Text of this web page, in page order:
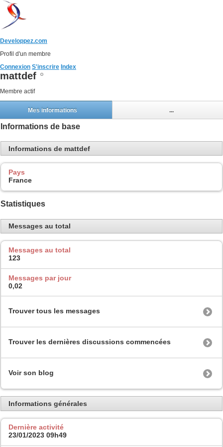
Developpez.com
Profil d'un membre
Connexion S'inscrire Index
mattdef
Membre actif
Mes informations ...
Informations de base
Informations de mattdef
Pays
France
Statistiques
Messages au total
Messages au total
123
Messages par jour
0,02
Trouver tous les messages
Trouver les dernières discussions commencées
Voir son blog
Informations générales
Dernière activité
23/01/2023 09h49